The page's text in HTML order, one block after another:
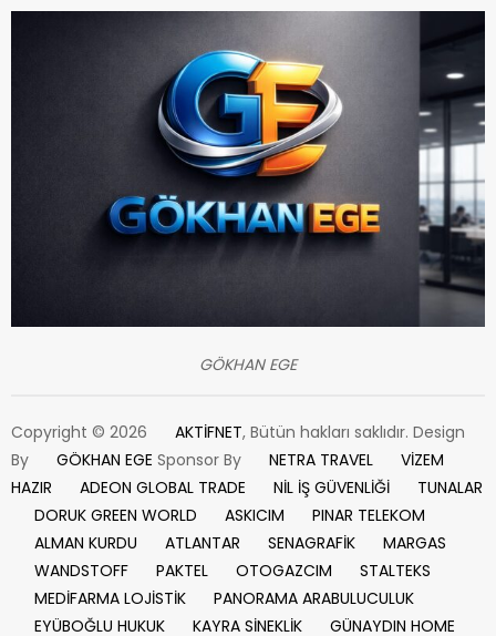
GÖKHAN EGE
Copyright © 2026 AKTİFNET, Bütün hakları saklıdır. Design
By
GÖKHAN EGE Sponsor By NETRA TRAVEL
VİZEM
HAZIR
ADEON GLOBAL TRADE NİL İŞ GÜVENLİĞİ
TUNALAR
DORUK GREEN WORLD
ASKICIM
PINAR TELEKOM
ALMAN KURDU
ATLANTAR SENAGRAFİK
MARGAS
WANDSTOFF
PAKTEL OTOGAZCIM
STALTEKS
MEDİFARMA LOJİSTİK
PANORAMA ARABULUCULUK
EYÜBOĞLU HUKUK
KAYRA SİNEKLİK
GÜNAYDIN HOME